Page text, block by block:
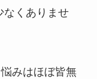
なくありませ
みはほぼ皆無